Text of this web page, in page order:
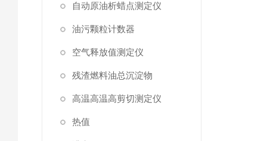
自动原油析蜡点测定仪
油污颗粒计数器
空气释放值测定仪
残渣燃料油总沉淀物
高温高温高剪切测定仪
热值